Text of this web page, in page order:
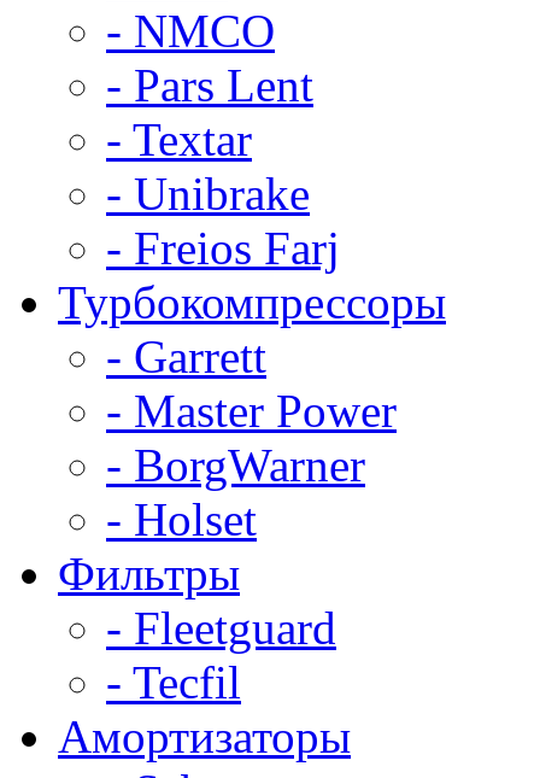
- NMCO
- Pars Lent
- Textar
- Unibrake
- Freios Farj
Турбокомпрессоры
- Garrett
- Master Power
- BorgWarner
- Holset
Фильтры
- Fleetguard
- Tecfil
Амортизаторы